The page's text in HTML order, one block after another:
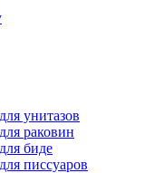
унитазов
раковин
биде
писсуаров